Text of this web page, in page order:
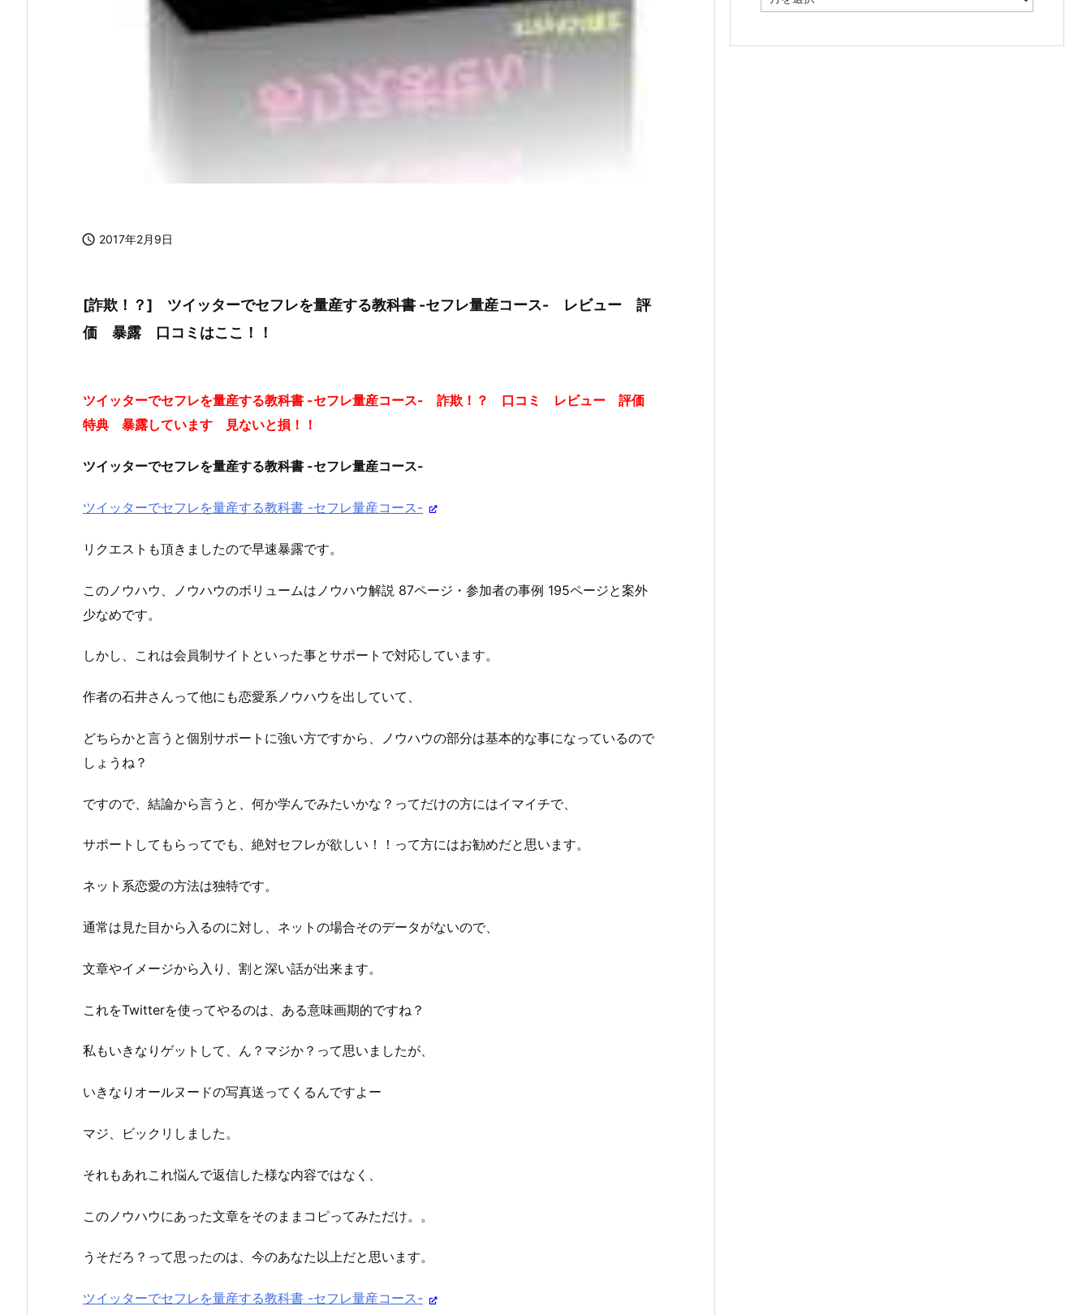
 2017年2月9日
[詐欺！？] ツイッターでセフレを量産する教科書 -セフレ量産コース- レビュー 評
価 暴露 口コミはここ！！
ツイッターでセフレを量産する教科書 -セフレ量産コース- 詐欺！？ 口コミ レビュー 評価
特典 暴露しています 見ないと損！！
ツイッターでセフレを量産する教科書 -セフレ量産コース-
ツイッターでセフレを量産する教科書 -セフレ量産コース-
リクエストも頂きましたので早速暴露です。
このノウハウ、ノウハウのボリュームはノウハウ解説 87ページ・参加者の事例 195ページと案外
少なめです。
しかし、これは会員制サイトといった事とサポートで対応しています。
作者の石井さんって他にも恋愛系ノウハウを出していて、
どちらかと言うと個別サポートに強い方ですから、ノウハウの部分は基本的な事になっているので
しょうね？
ですので、結論から言うと、何か学んでみたいかな？ってだけの方にはイマイチで、
サポートしてもらってでも、絶対セフレが欲しい！！って方にはお勧めだと思います。
ネット系恋愛の方法は独特です。
通常は見た目から入るのに対し、ネットの場合そのデータがないので、
文章やイメージから入り、割と深い話が出来ます。
これをTwitterを使ってやるのは、ある意味画期的ですね？
私もいきなりゲットして、ん？マジか？って思いましたが、
いきなりオールヌードの写真送ってくるんですよー
マジ、ビックリしました。
それもあれこれ悩んで返信した様な内容ではなく、
このノウハウにあった文章をそのままコピってみただけ。。
うそだろ？って思ったのは、今のあなた以上だと思います。
ツイッターでセフレを量産する教科書 -セフレ量産コース-
ー